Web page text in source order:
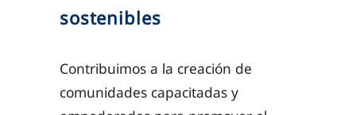
sostenibles
Contribuimos a la creación de
comunidades capacitadas y